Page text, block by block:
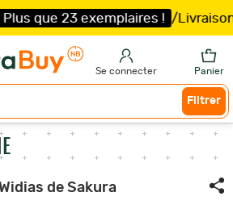
! / Livraison offerte et expédition
Se connecter Panier
Filtrer
de Sakura